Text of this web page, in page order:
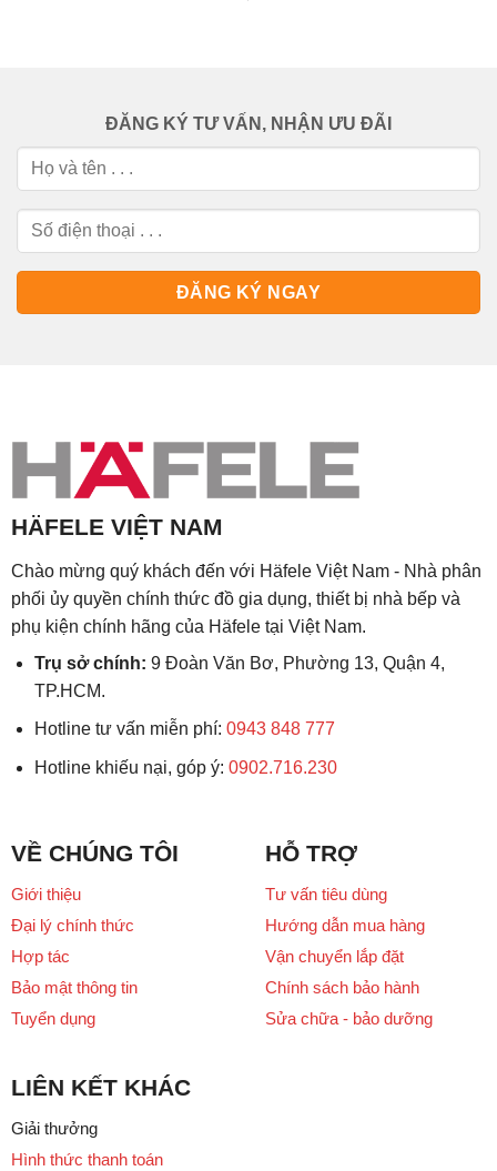
ĐĂNG KÝ TƯ VẤN, NHẬN ƯU ĐÃI
HÄFELE VIỆT NAM
Chào mừng quý khách đến với Häfele Việt Nam - Nhà phân
phối ủy quyền chính thức đồ gia dụng, thiết bị nhà bếp và
phụ kiện chính hãng của Häfele tại Việt Nam.
Trụ sở chính: 9 Đoàn Văn Bơ, Phường 13, Quận 4,
TP.HCM.
Hotline tư vấn miễn phí: 0943 848 777
Hotline khiếu nại, góp ý: 0902.716.230
VỀ CHÚNG TÔI
Giới thiệu
Đại lý chính thức
Hợp tác
Bảo mật thông tin
Tuyển dụng
HỖ TRỢ
Tư vấn tiêu dùng
Hướng dẫn mua hàng
Vận chuyển lắp đặt
Chính sách bảo hành
Sửa chữa - bảo dưỡng
LIÊN KẾT KHÁC
Giải thưởng
Hình thức thanh toán